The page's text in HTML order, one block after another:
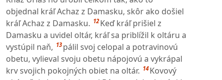
objednal kráľ Achaz z Damasku, skôr ako došiel
kráľ Achaz z Damasku. 12 Keď kráľ prišiel z
Damasku a uvidel oltár, kráľ sa priblížil k oltáru a
vystúpil naň, 13 pálil svoj celopal a potravinovú
obetu, vylieval svoju obetu nápojovú a vykrápal
krv svojich pokojných obiet na oltár. 14 Kovový